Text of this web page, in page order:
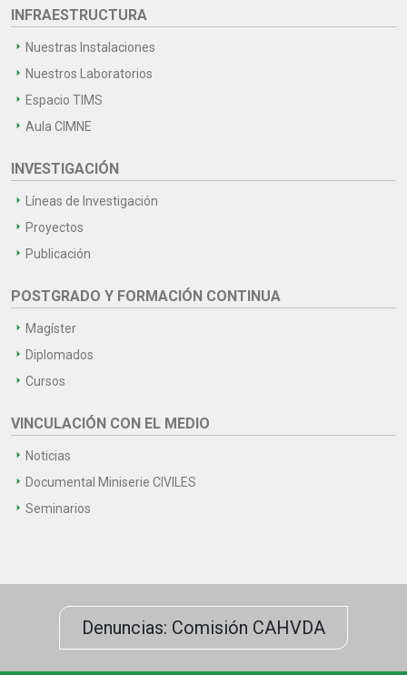
INFRAESTRUCTURA
Nuestras Instalaciones
Nuestros Laboratorios
Espacio TIMS
Aula CIMNE
INVESTIGACIÓN
Líneas de Investigación
Proyectos
Publicación
POSTGRADO Y FORMACIÓN CONTINUA
Magíster
Diplomados
Cursos
VINCULACIÓN CON EL MEDIO
Noticias
Documental Miniserie CIVILES
Seminarios
Denuncias: Comisión CAHVDA